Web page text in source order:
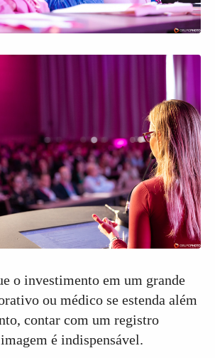
o investimento em um grande
ou médico se estenda além
contar com um registro
é indispensável.